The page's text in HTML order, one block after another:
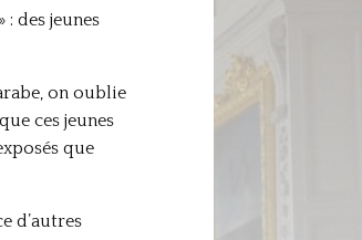
des jeunes
on oublie
ces jeunes
que
d’autres